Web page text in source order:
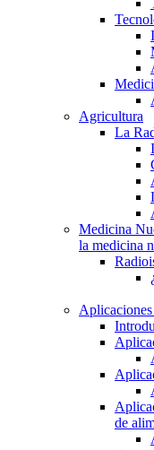
Agricultura
La
Medicina
la medicina
de